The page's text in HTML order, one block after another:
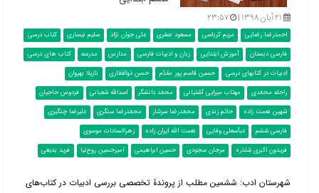
۲۱ آبان ۱۳۹۸ | ۲۳:۵۷
احمدرضا رضایی مریم کرباسی مسعود صفری علی جوان نژاد سلیم نیساری
کتاب درسی
فارسی دبستان
آموزش ابتدایی زبان و ادبیات فارسی مدارس مدرسه
کتاب های درسی
ادبیات در کتابهای درسی
حسین قاسم پور مقدّم حسن ذوالفقاری
نازیلا بهروان
راحله محمّدی
مهتاب میرایی آشتیانی محمّد دانشگر اسدالله شعبانی
فردوس حاجیان
شهین نعمت زاده
حاتم زندی محمّدرضا سرشار محمّدرضا سنگری
علیرضا چنگیزی
فارسی ششم
عباّسعلی وفایی نعمت الله ایران زاده
زهراالسادات موسوی
فریدون اکبری شِلدَره
مرجان سجودی حسین ابراهیمی امیرحسین روح‌نیا فرید بدیعی
شهرستان ادب: ششمین مطلب از پروندۀ تخصصی بررسی ادبیات در کتاب‌‌های